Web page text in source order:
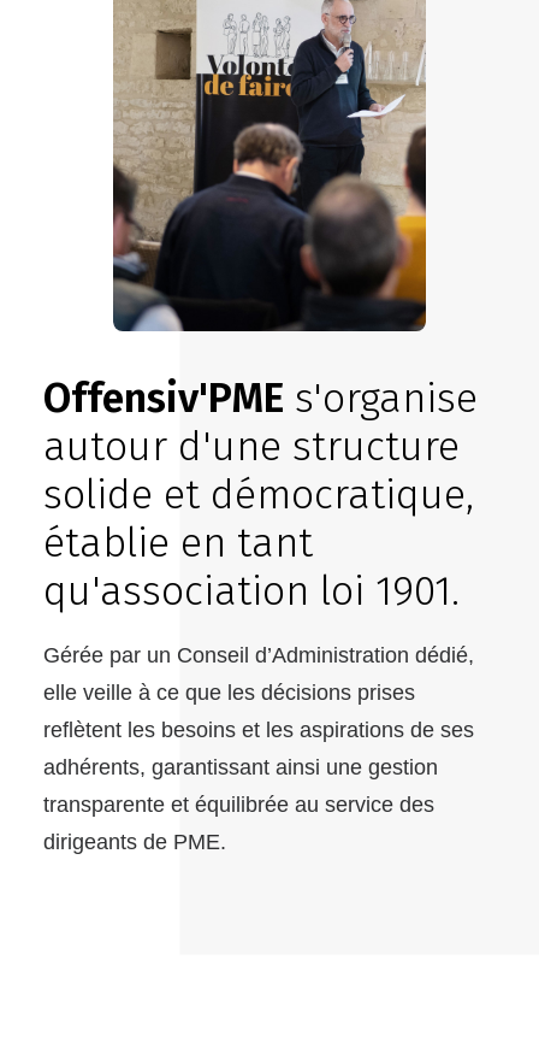
ESPACE ADHÉRENT
SUIVEZ-NOUS SUR LINKEDIN !
Espace adhérent
Offensiv'PME s'organise
autour d'une structure
solide et démocratique,
établie en tant
qu'association loi 1901.
Gérée par un Conseil d’Administration dédié,
elle veille à ce que les décisions prises
reflètent les besoins et les aspirations de ses
adhérents, garantissant ainsi une gestion
transparente et équilibrée au service des
dirigeants de PME.